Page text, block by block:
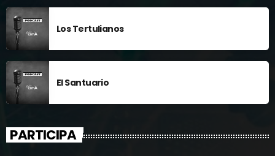
Los Tertulianos
El Santuario
PARTICIPA